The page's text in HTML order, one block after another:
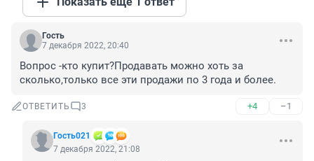
Гость
7 декабря 2022, 20:40
Вопрос -кто купит?Продавать можно хоть за
сколько,только все эти продажи по 3 года и более.
ОТВЕТИТЬ 3 +4 –1
Гость021
7 декабря 2022, 21:08